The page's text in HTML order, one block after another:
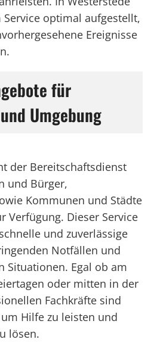
optimal aufgestellt,
Ereignisse
für
Umgebung
der Bereitschaftsdienst
und Bürger,
Kommunen und Städte
Verfügung. Dieser Service
und zuverlässige
Notfällen und
Situationen. Egal ob am
oder mitten in der
Fachkräfte sind
Hilfe zu leisten und
lösen.